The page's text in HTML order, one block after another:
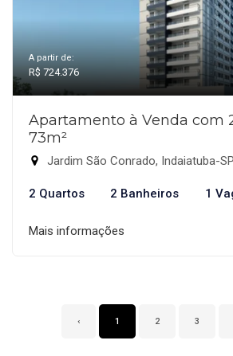
A partir de:
R$ 724.376
Apartamento à Venda com
73m²
Jardim São Conrado, Indaiatuba-SP
2 Quartos 2 Banheiros 1
Mais informações
‹ 1 2 3